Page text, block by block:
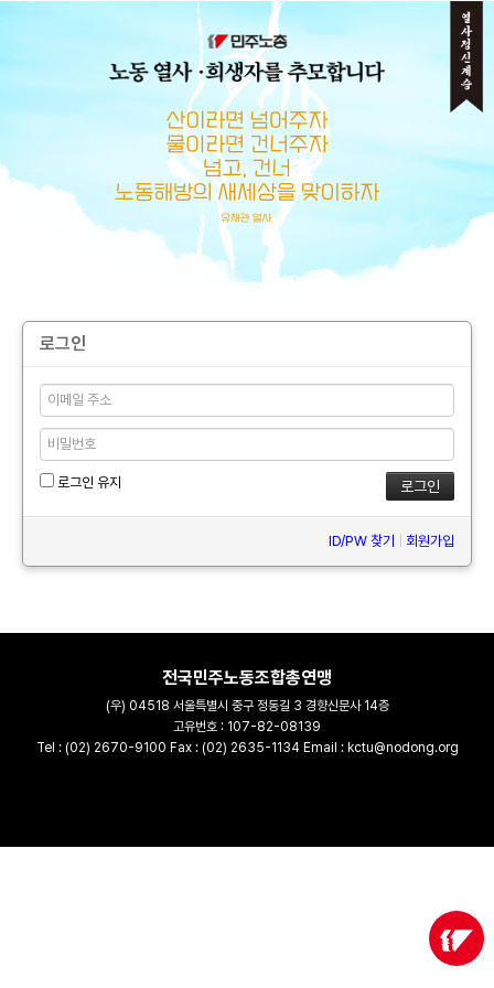
메뉴 건너뛰기
로그인
로그인 유지
ID/PW 찾기 회원가입
전국민주노동조합총연맹
(우) 04518 서울특별시 중구 정동길 3 경향신문사 14층
고유번호 : 107-82-08139
Tel : (02) 2670-9100 Fax : (02) 2635-1134 Email : kctu@nodong.org